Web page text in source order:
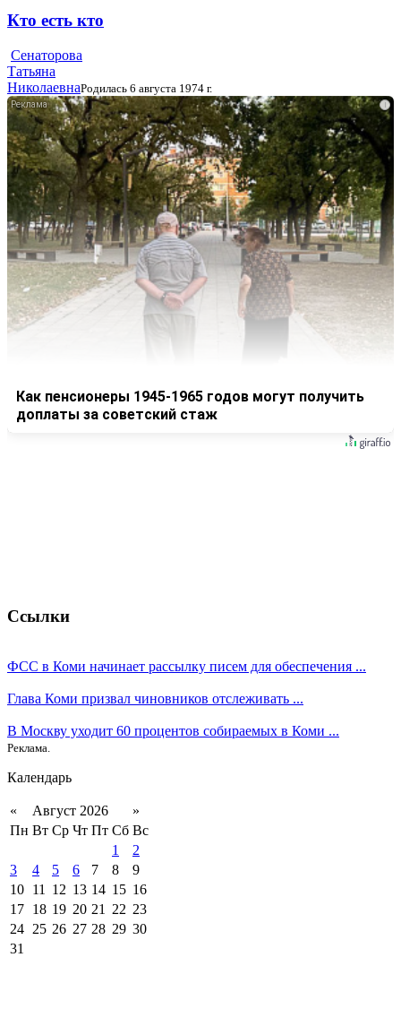
Кто есть кто
Сенаторова
Татьяна
НиколаевнаРодилась 6 августа 1974 г.
i
Как пенсионеры 1945-1965 годов могут получить
доплаты за советский стаж
Ссылки
ФСС в Коми начинает рассылку писем для обеспечения ...
Глава Коми призвал чиновников отслеживать ...
В Москву уходит 60 процентов собираемых в Коми ...
Реклама.
Календарь
« Август 2026
»
Пн Вт Ср Чт Пт Сб Вс
1
2
3
4 5 6 7 8
9
10 11 12 13 14 15 16
17 18 19 20 21 22 23
24 25 26 27 28 29 30
31